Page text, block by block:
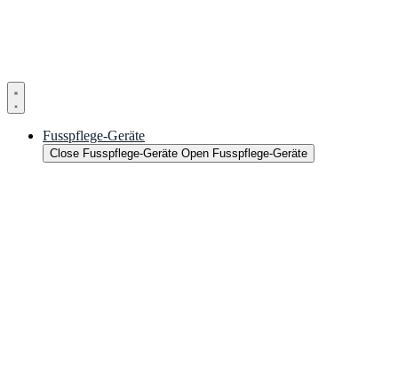
Fusspflege-Geräte
Close Fusspflege-Geräte Open Fusspflege-Geräte